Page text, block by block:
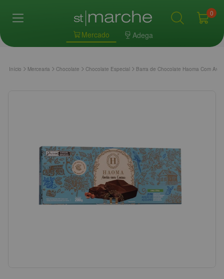
Mercado Adega
0
Início Mercearia Chocolate Chocolate Especial Barra de Chocolate Haoma Com